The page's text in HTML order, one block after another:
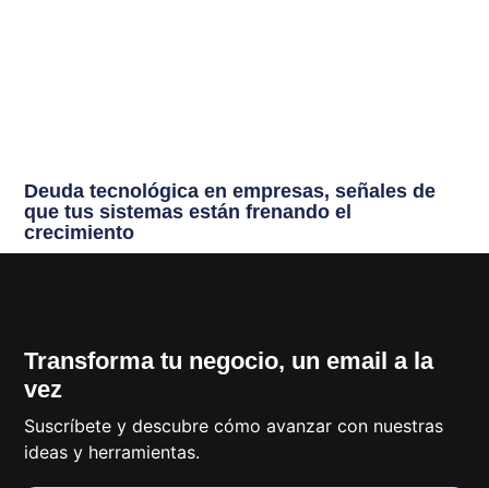
Deuda tecnológica en empresas, señales de
que tus sistemas están frenando el
crecimiento
Transforma tu negocio, un email a la
vez
Suscríbete y descubre cómo avanzar con nuestras
ideas y herramientas.